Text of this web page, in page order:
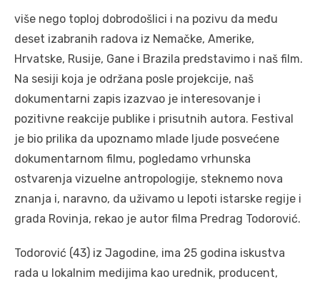
više nego toploj dobrodošlici i na pozivu da među
deset izabranih radova iz Nemačke, Amerike,
Hrvatske, Rusije, Gane i Brazila predstavimo i naš film.
Na sesiji koja je održana posle projekcije, naš
dokumentarni zapis izazvao je interesovanje i
pozitivne reakcije publike i prisutnih autora. Festival
je bio prilika da upoznamo mlade ljude posvećene
dokumentarnom filmu, pogledamo vrhunska
ostvarenja vizuelne antropologije, steknemo nova
znanja i, naravno, da uživamo u lepoti istarske regije i
grada Rovinja, rekao je autor filma Predrag Todorović.
Todorović (43) iz Jagodine, ima 25 godina iskustva
rada u lokalnim medijima kao urednik, producent,